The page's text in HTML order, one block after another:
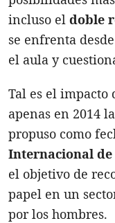
incluso el doble
se enfrenta
el aula y
Tal es el impacto
apenas en 2014 la
propuso como
Internacional
el objetivo de
papel en un
por los hombres.